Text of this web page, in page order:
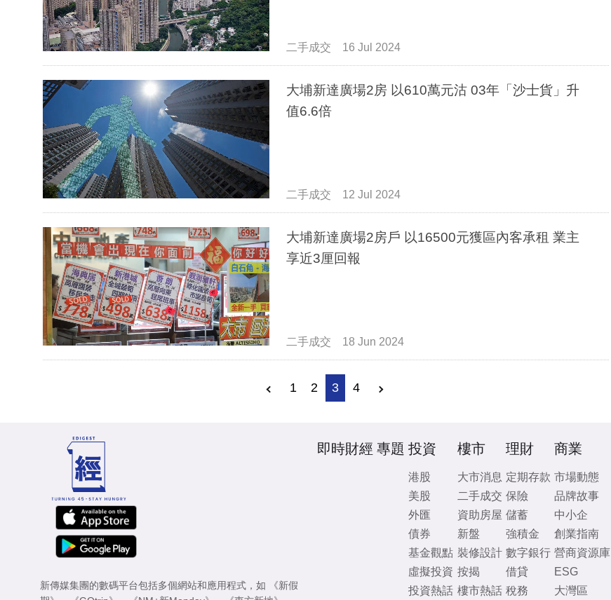
二手成交 16 Jul 2024
大埔新達廣場2房 以610萬元沽 03年「沙士貨」升
值6.6倍
二手成交 12 Jul 2024
大埔新達廣場2房戶 以16500元獲區內客承租 業主
享近3厘回報
二手成交 18 Jun 2024
1 2 3 4
新傳媒集團的數碼平台包括多個網站和應用程式，如
《新假
即時財經 專題 投資
港股
美股
外匯
債券
基金觀點
虛擬投資
投資熱話
樓市
大市消息
二手成交
資助房屋
新盤
裝修設計
按揭
樓市熱話
理財
定期存款
保險
儲蓄
強積金
數字銀行
借貸
稅務
商業
市場動態
品牌故事
中小企
創業指南
營商資源庫
ESG
大灣區